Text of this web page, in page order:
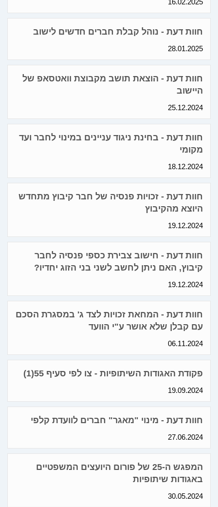
16.02.2025
חוות דעת - נוהל קבלת חברים חדשים לישוב
28.01.2025
חוות דעת - הוצאת תושב מקבוצת וואטסאפ של
היישוב
25.12.2024
חוות דעת - בחינת ניגוד עניינים במינוי לחבר ועד
מקומי
18.12.2024
חוות דעת - זכויות פנסיה של חבר קיבוץ מתחדש
היוצא מהקיבוץ
19.12.2024
חוות דעת - חישוב צבירת כספי פנסיה לחבר
קיבוץ, האם ניתן לחשב לשני בני הזוג יחדיו?
19.12.2024
חוות דעת - המחאת זכויות לצד ג' במסגרת הסכם
עם קבלן שלא אושר ע"י הוועד
06.11.2024
פקודת האגודות השיתופיות - צו לפי סעיף 55(1)
19.09.2024
חוות דעת - מינוי "מאגר" חברים לוועדת קלפי
27.06.2024
המפגש ה-25 של פורום היועצים המשפטיים
באגודות שיתופיות
30.05.2024